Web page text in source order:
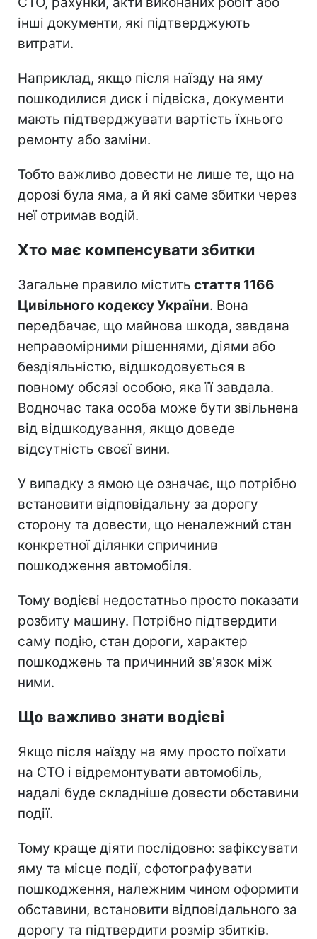
інші документи, які підтверджують
витрати.
Наприклад, якщо після наїзду на яму
пошкодилися диск і підвіска, документи
мають підтверджувати вартість їхнього
ремонту або заміни.
Тобто важливо довести не лише те, що на
дорозі була яма, а й які саме збитки через
неї отримав водій.
Хто має компенсувати збитки
Загальне правило містить стаття 1166
Цивільного кодексу України. Вона
передбачає, що майнова шкода, завдана
неправомірними рішеннями, діями або
бездіяльністю, відшкодовується в
повному обсязі особою, яка її завдала.
Водночас така особа може бути звільнена
від відшкодування, якщо доведе
відсутність своєї вини.
У випадку з ямою це означає, що потрібно
встановити відповідальну за дорогу
сторону та довести, що неналежний стан
конкретної ділянки спричинив
пошкодження автомобіля.
Тому водієві недостатньо просто показати
розбиту машину. Потрібно підтвердити
саму подію, стан дороги, характер
пошкоджень та причинний зв'язок між
ними.
Що важливо знати водієві
Якщо після наїзду на яму просто поїхати
на СТО і відремонтувати автомобіль,
надалі буде складніше довести обставини
події.
Тому краще діяти послідовно: зафіксувати
яму та місце події, сфотографувати
пошкодження, належним чином оформити
обставини, встановити відповідального за
дорогу та підтвердити розмір збитків.